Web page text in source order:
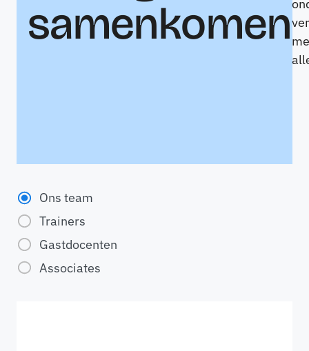
samenkomen
Ons team
Trainers
Gastdocenten
Associates